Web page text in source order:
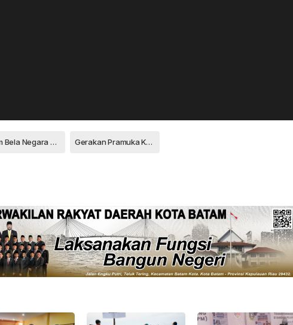
Forum Bela Negara Republik Indonesia Gerakan Pramuka Kota Tanjungpinang